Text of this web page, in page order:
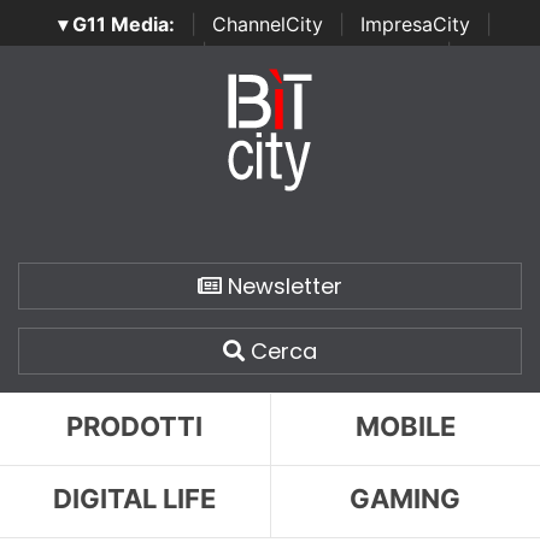
▾ G11 Media: ChannelCity ImpresaCity
SecurityOpenLab | Italian Channel Awards | Italian
Italian Security Awards
Newsletter
Cerca
PRODOTTI MOBILE
DIGITAL LIFE GAMING